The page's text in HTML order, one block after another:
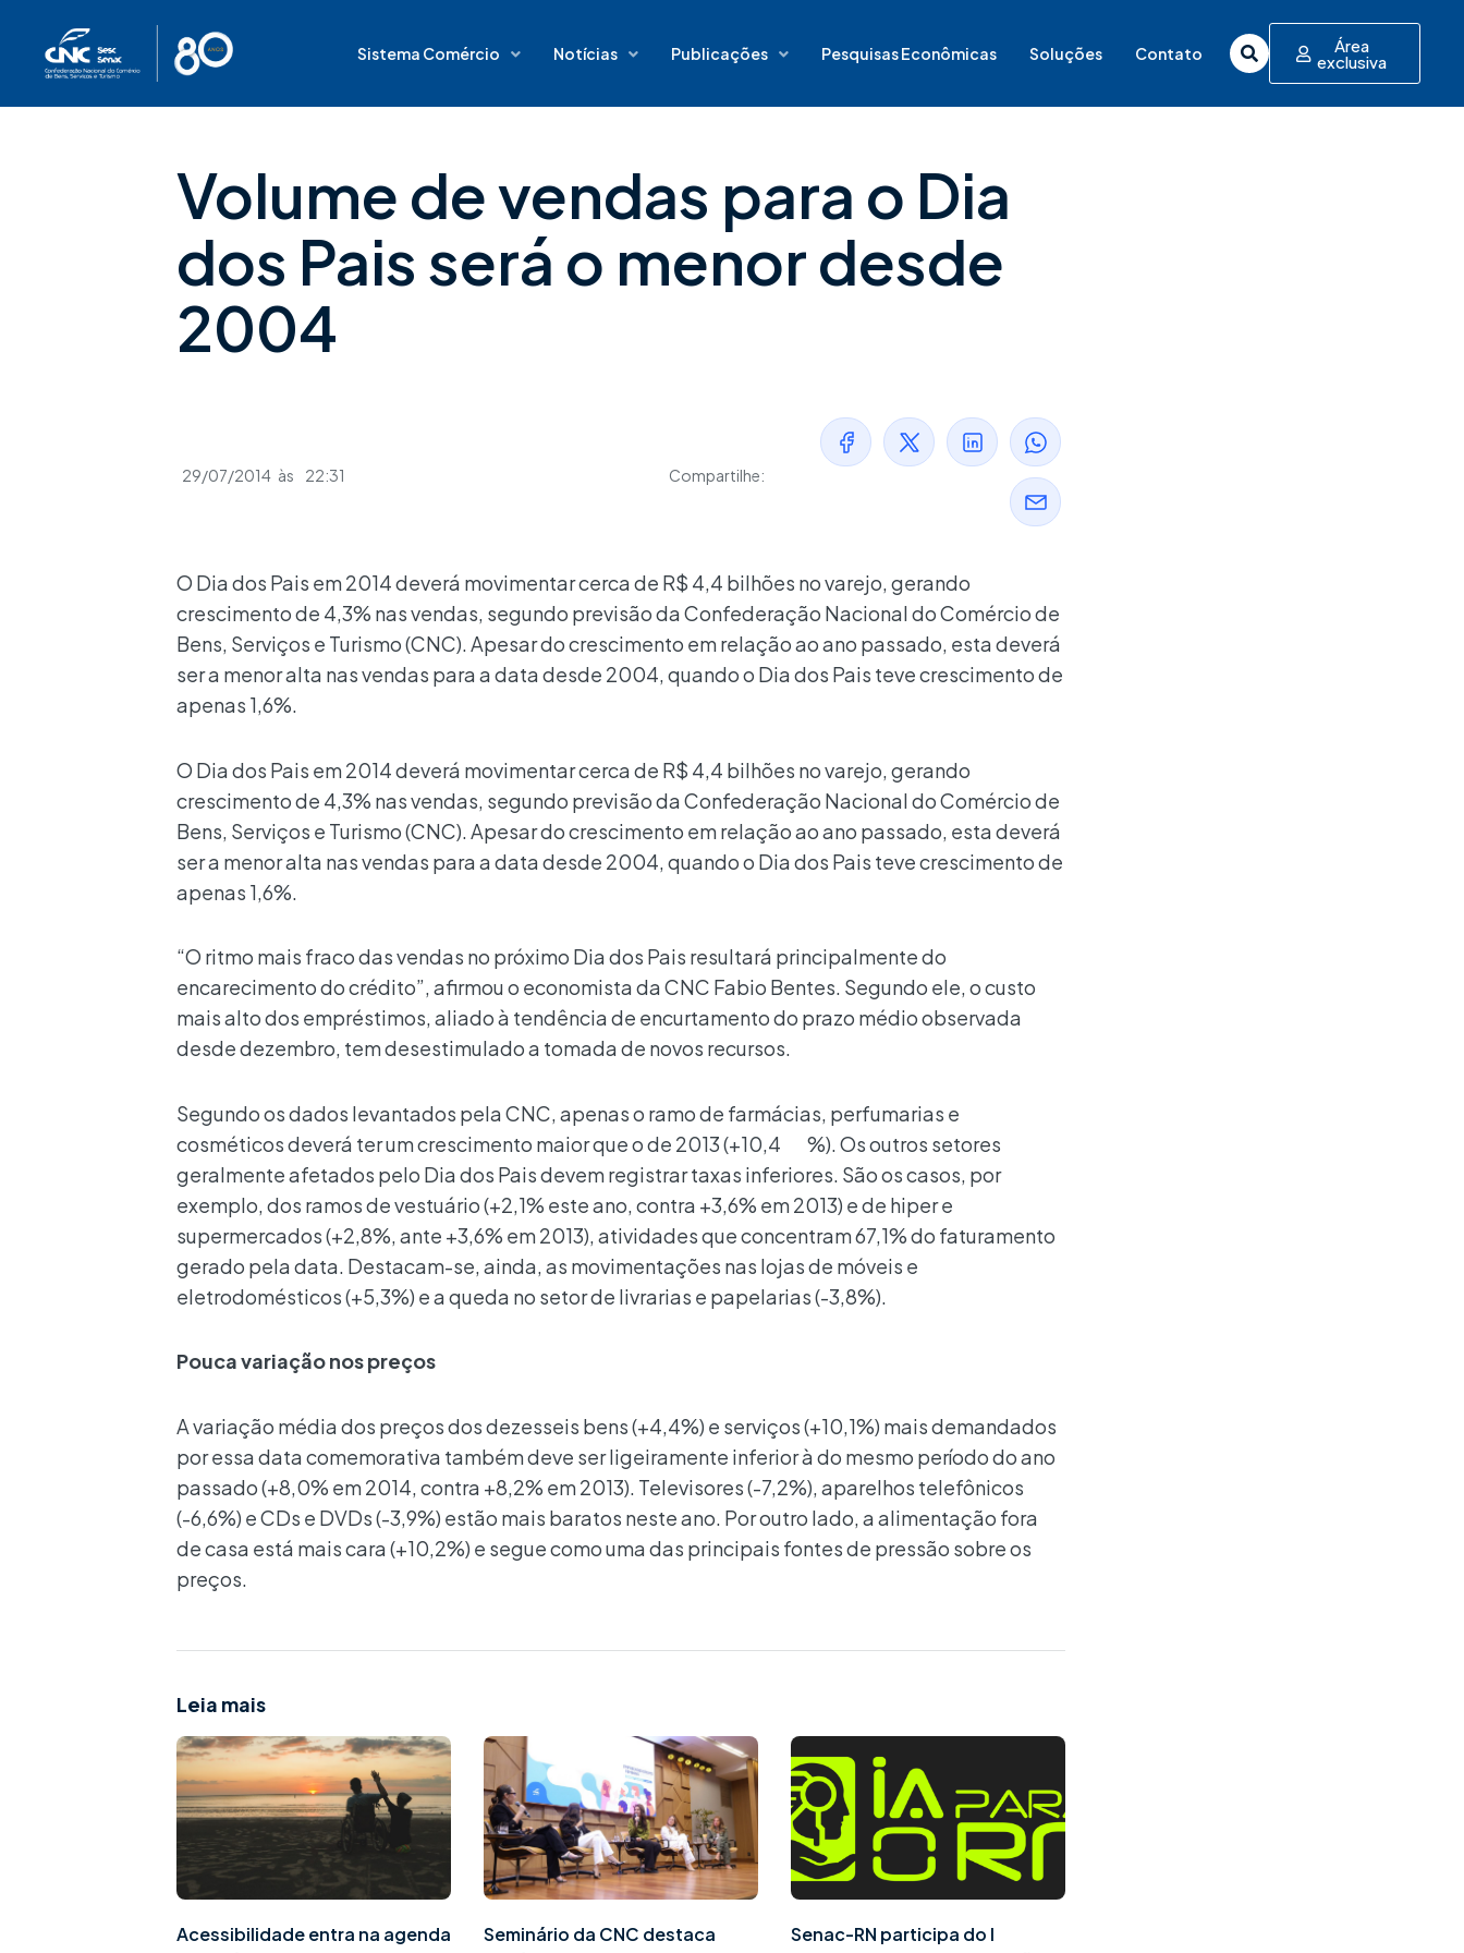
Sistema Comércio Notícias Publicações Pesquisas Econômicas Soluções Contato Área
exclusiva
Volume de vendas para o Dia
dos Pais será o menor desde
2004
29/07/2014 às 22:31 Compartilhe:
O Dia dos Pais em 2014 deverá movimentar cerca de R$ 4,4 bilhões no varejo, gerando
crescimento de 4,3% nas vendas, segundo previsão da Confederação Nacional do Comércio de
Bens, Serviços e Turismo (CNC). Apesar do crescimento em relação ao ano passado, esta deverá
ser a menor alta nas vendas para a data desde 2004, quando o Dia dos Pais teve crescimento de
apenas 1,6%.
O Dia dos Pais em 2014 deverá movimentar cerca de R$ 4,4 bilhões no varejo, gerando
crescimento de 4,3% nas vendas, segundo previsão da Confederação Nacional do Comércio de
Bens, Serviços e Turismo (CNC). Apesar do crescimento em relação ao ano passado, esta deverá
ser a menor alta nas vendas para a data desde 2004, quando o Dia dos Pais teve crescimento de
apenas 1,6%.
“O ritmo mais fraco das vendas no próximo Dia dos Pais resultará principalmente do
encarecimento do crédito”, afirmou o economista da CNC Fabio Bentes. Segundo ele, o custo
mais alto dos empréstimos, aliado à tendência de encurtamento do prazo médio observada
desde dezembro, tem desestimulado a tomada de novos recursos.
Segundo os dados levantados pela CNC, apenas o ramo de farmácias, perfumarias e
cosméticos deverá ter um crescimento maior que o de 2013 (+10,4 %). Os outros setores
geralmente afetados pelo Dia dos Pais devem registrar taxas inferiores. São os casos, por
exemplo, dos ramos de vestuário (+2,1% este ano, contra +3,6% em 2013) e de hiper e
supermercados (+2,8%, ante +3,6% em 2013), atividades que concentram 67,1% do faturamento
gerado pela data. Destacam-se, ainda, as movimentações nas lojas de móveis e
eletrodomésticos (+5,3%) e a queda no setor de livrarias e papelarias (-3,8%).
Pouca variação nos preços
A variação média dos preços dos dezesseis bens (+4,4%) e serviços (+10,1%) mais demandados
por essa data comemorativa também deve ser ligeiramente inferior à do mesmo período do ano
passado (+8,0% em 2014, contra +8,2% em 2013). Televisores (-7,2%), aparelhos telefônicos
(-6,6%) e CDs e DVDs (-3,9%) estão mais baratos neste ano. Por outro lado, a alimentação fora
de casa está mais cara (+10,2%) e segue como uma das principais fontes de pressão sobre os
preços.
Leia mais
Acessibilidade entra na agenda
Seminário da CNC destaca
Senac-RN participa do I